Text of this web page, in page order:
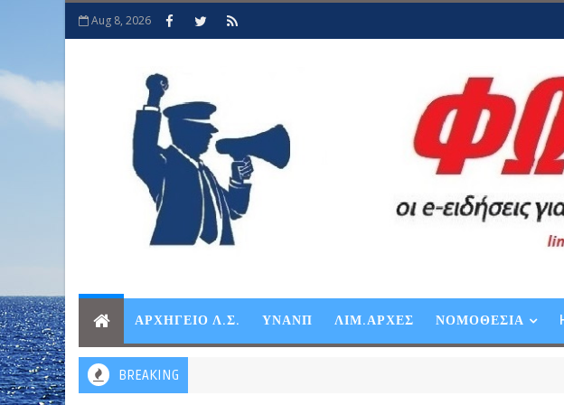
Aug 8, 2026
ΑΡΧΗΓΕΙΟ Λ.Σ. ΥΝΑΝΠ ΛΙΜ.ΑΡΧΕΣ ΝΟΜΟΘΕΣΙΑ
BREAKING